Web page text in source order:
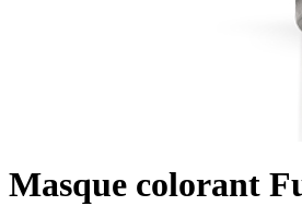
Masque colorant